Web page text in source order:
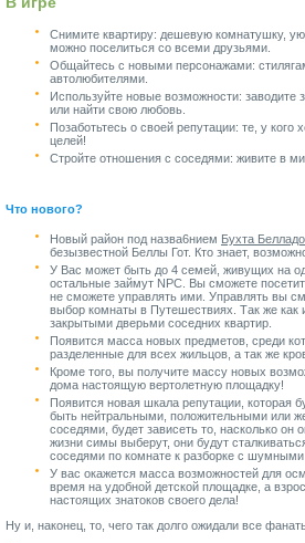
Снимите квартиру: дешевую комнатушку,
можно поселиться со всеми друзьями.
Общайтесь с новыми персонажами:
автолюбителями.
Используйте новые возможности: заводите
или найти свою любовь.
Позаботьтесь о своей репутации: те, у
целей!
Стройте отношения с соседями: живите в
Что нового?
Новый район под назва6нием Бухта
безызвестной Беллы Гот. Кто знает,
У Вас может быть до 4 семей, живущих на
остальные займут NPC. Вы сможете
не сможете управлять ими. Управлять вы
выбор комнаты в Путешествиях. Так же как
закрытыми дверьми соседних квартир.
Появится масса новых предметов, среди
разделенные для всех жильцов, а так же
Кроме того, вы получите массу новых
дома настоящую вертолетную площадку!
Появится новая шкала репутации, которая
быть нейтральными, положительными или
соседями, будет зависеть то, насколько
жизни симы выберут, они будут
соседями по комнате к разборке с
У вас окажется масса возможностей для
время на удобной детской площадке, а
настоящих знатоков своего дела!
Ну и, наконец, то, чего так долго ожидали все